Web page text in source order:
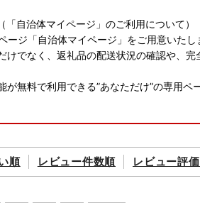
自治体マイページ」のご利用について）
ジ「自治体マイページ」をご用意いたし
けでなく、返礼品の配送状況の確認や、
無料で利用できる”あなただけ”の専用ペ
先
順 レビュー件数順 レビュー評